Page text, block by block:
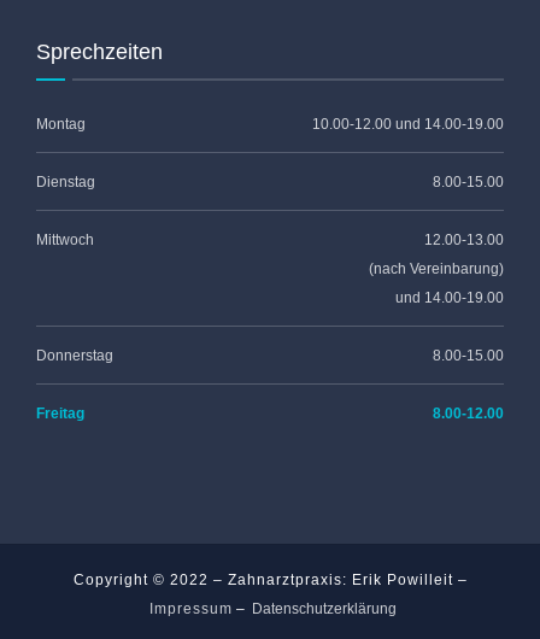
Sprechzeiten
Montag 10.00-12.00 und 14.00-19.00
Dienstag 8.00-15.00
Mittwoch
12.00-13.00
(nach Vereinbarung)
und 14.00-19.00
Donnerstag 8.00-15.00
Freitag 8.00-12.00
Copyright © 2022 – Zahnarztpraxis: Erik Powilleit –
Impressum – Datenschutzerklärung